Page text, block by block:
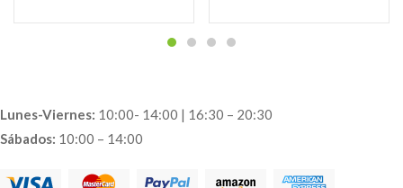
Lunes-Viernes: 10:00- 14:00 | 16:30 – 20:30
Sábados: 10:00 – 14:00